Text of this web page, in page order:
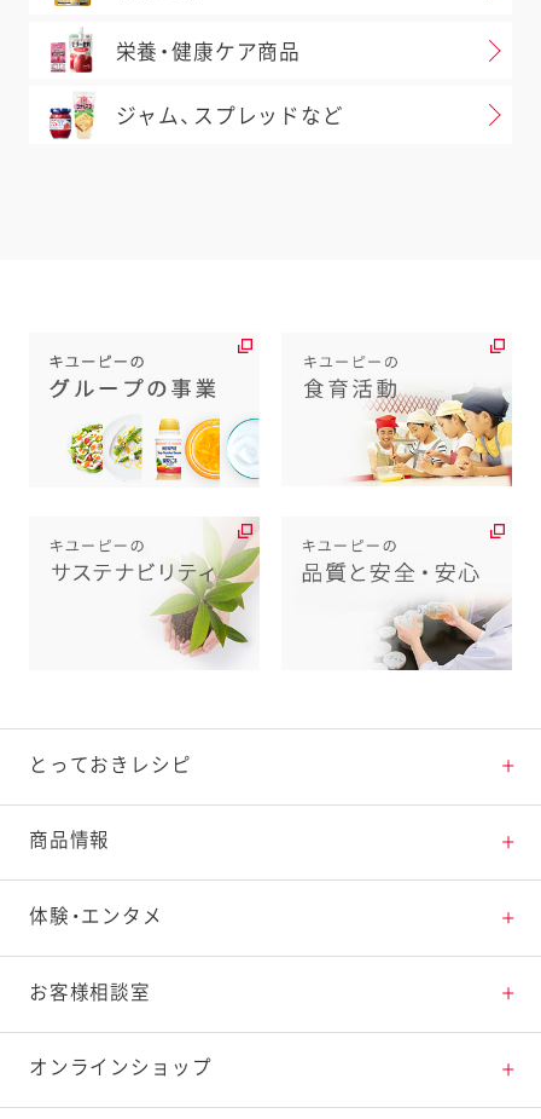
栄養・健康ケア商品
ジャム、スプレッドなど
とっておきレシピ
とっておきレシピトップ
素材の知識
料理の基本
特集レシピ
商品情報
商品情報トップ
新商品・リニューアル品一覧
販売終了商品一覧
体験・エンタメ
体験・エンタメトップ
マヨテラス（見学施設）
お客様相談室
お客様相談室トップ
オンラインショップ